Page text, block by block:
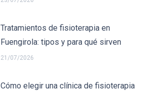
Tratamientos de fisioterapia en
Fuengirola: tipos y para qué sirven
21/07/2026
Cómo elegir una clínica de fisioterapia